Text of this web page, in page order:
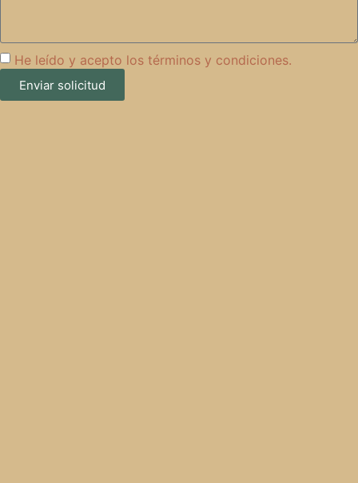
He leído y acepto los términos y condiciones.
Enviar solicitud